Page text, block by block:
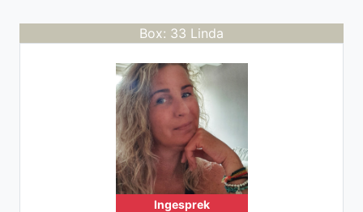
Box: 33 Linda
Ingesprek